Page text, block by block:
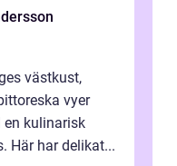
västkust,
vyer
en kulinarisk
Här har delikat...